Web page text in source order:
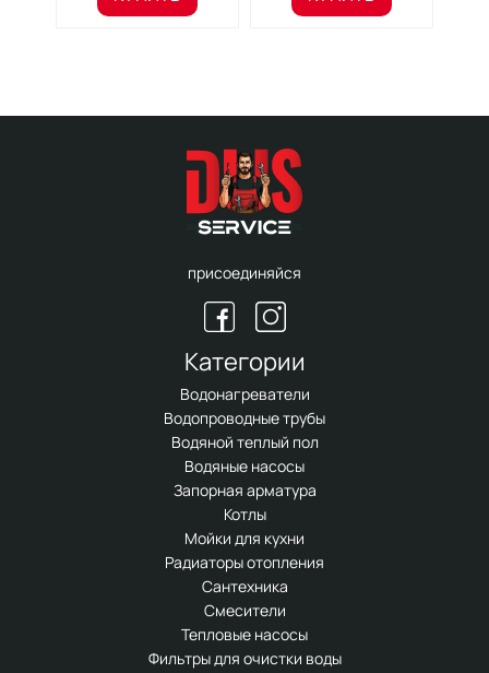
присоединяйся
Категории
Водонагреватели
Водопроводные трубы
Водяной теплый пол
Водяные насосы
Запорная арматура
Котлы
Мойки для кухни
Радиаторы отопления
Сантехника
Смесители
Тепловые насосы
Фильтры для очистки воды